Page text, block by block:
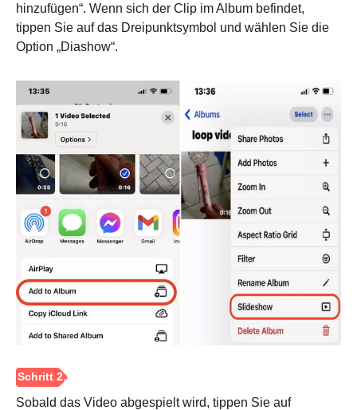
hinzufügen“. Wenn sich der Clip im Album befindet,
tippen Sie auf das Dreipunktsymbol und wählen Sie die
Option „Diashow“.
Sobald das Video abgespielt wird, tippen Sie auf